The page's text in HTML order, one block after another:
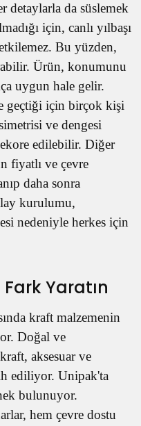
detaylarla da süslemek
için, canlı yılbaşı
Bu yüzden,
Ürün, konumunu
uygun hale gelir.
geçtiği için birçok kişi
ve dengesi
edilebilir. Diğer
fiyatlı ve çevre
daha sonra
kurulumu,
nedeniyle herkes için
Yaratın
kraft malzemenin
Doğal ve
aksesuar ve
ediliyor. Unipak'ta
bulunuyor.
hem çevre dostu